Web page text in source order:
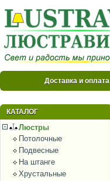
Доставка и оплата
КАТАЛОГ
Люстры
Потолочные
Подвесные
На штанге
Хрустальные